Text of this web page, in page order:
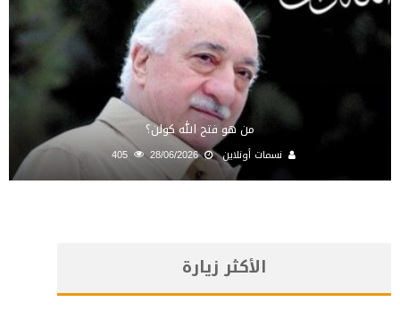
من هو فتح الله كولن؟
نسمات أونلاين 28/06/2026
405
الأكثر زيارة